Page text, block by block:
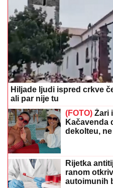
Hiljade ljudi ispred crkve
ali par nije tu
(FOTO) Žari
Kačavenda
dekolteu,
Rijetka
ranom
autoimunih